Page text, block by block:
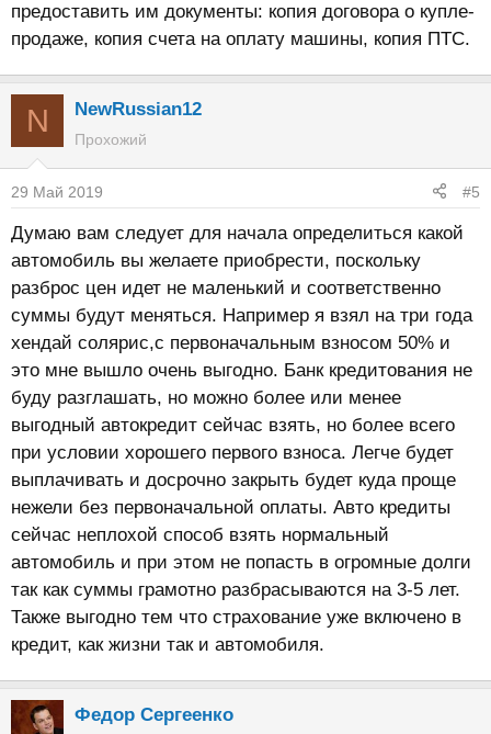
предоставить им документы: копия договора о купле-
продаже, копия счета на оплату машины, копия ПТС.
N NewRussian12
Прохожий
29 Май 2019 #5
Думаю вам следует для начала определиться какой
автомобиль вы желаете приобрести, поскольку
разброс цен идет не маленький и соответственно
суммы будут меняться. Например я взял на три года
хендай солярис,с первоначальным взносом 50% и
это мне вышло очень выгодно. Банк кредитования не
буду разглашать, но можно более или менее
выгодный автокредит сейчас взять, но более всего
при условии хорошего первого взноса. Легче будет
выплачивать и досрочно закрыть будет куда проще
нежели без первоначальной оплаты. Авто кредиты
сейчас неплохой способ взять нормальный
автомобиль и при этом не попасть в огромные долги
так как суммы грамотно разбрасываются на 3-5 лет.
Также выгодно тем что страхование уже включено в
кредит, как жизни так и автомобиля.
Федор Сергеенко